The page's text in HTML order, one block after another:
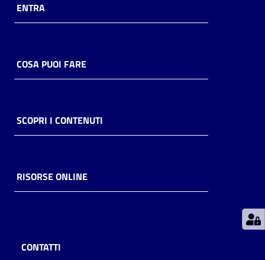
online
Piani
Decentrate
ENTRA
COSA PUOI FARE
SCOPRI I CONTENUTI
RISORSE ONLINE
CONTATTI